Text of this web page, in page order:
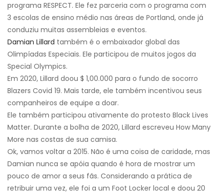
programa RESPECT. Ele fez parceria com o programa com
3 escolas de ensino médio nas áreas de Portland, onde já
conduziu muitas assembleias e eventos.
Damian Lillard também é o embaixador global das
Olimpíadas Especiais. Ele participou de muitos jogos da
Special Olympics.
Em 2020, Lillard doou $ 1,00.000 para o fundo de socorro
Blazers Covid 19. Mais tarde, ele também incentivou seus
companheiros de equipe a doar.
Ele também participou ativamente do protesto Black Lives
Matter. Durante a bolha de 2020, Lillard escreveu How Many
More nas costas de sua camisa.
Ok, vamos voltar a 2015. Não é uma coisa de caridade, mas
Damian nunca se apóia quando é hora de mostrar um
pouco de amor a seus fãs. Considerando a prática de
retribuir uma vez, ele foi a um Foot Locker local e doou 20